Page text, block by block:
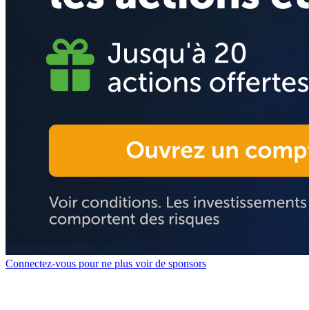
Connectez-vous pour ne plus voir de sponsors